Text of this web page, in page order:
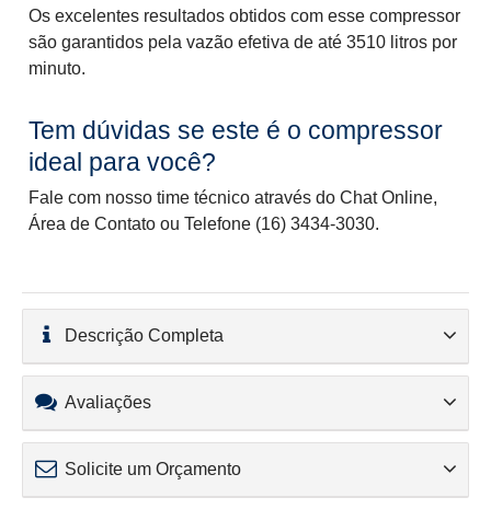
Os excelentes resultados obtidos com esse compressor
são garantidos pela vazão efetiva de até 3510 litros por
minuto.
Tem dúvidas se este é o compressor
ideal para você?
Fale com nosso time técnico através do Chat Online,
Área de Contato ou Telefone (16) 3434-3030.
Descrição Completa
Avaliações
Solicite um Orçamento